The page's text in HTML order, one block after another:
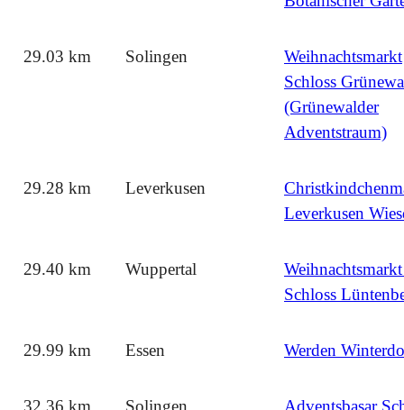
29.03 km Solingen
Weihnachtsmarkt
Schloss
(Grünewalder
Adventstraum)
29.28 km Leverkusen
Leverkusen
29.40 km Wuppertal
Schloss
29.99 km Essen Werden
32.36 km Solingen
Adventsbasar